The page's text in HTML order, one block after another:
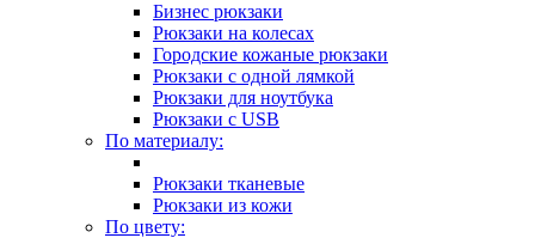
Бизнес рюкзаки
Рюкзаки на колесах
Городские кожаные рюкзаки
Рюкзаки с одной лямкой
Рюкзаки для ноутбука
Рюкзаки с USB
По материалу:
Рюкзаки тканевые
Рюкзаки из кожи
По цвету: